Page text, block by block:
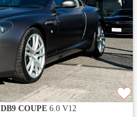
COUPE6.0 V12